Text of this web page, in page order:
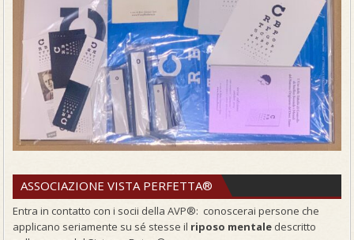
ASSOCIAZIONE VISTA PERFETTA®
Entra in contatto con i socii della AVP®: conoscerai persone che
applicano seriamente su sé stesse il riposo mentale descritto